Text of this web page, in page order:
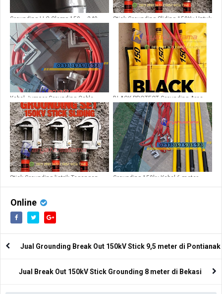
Grounding LLC Clamp 150 – 240
MM
Stick Grounding Sliding 150Kv Untuk
Gardu induk
Kabel Jumper Grounding Cable
NYAF50mm
BLACK PROTECT Grounding Area
Industri dan PLN
Stick Grounding listrik Tegangan
Grounding 150kv Kabel 6 meter
Online
Jual Grounding Break Out 150kV Stick 9,5 meter di Pontianak
Jual Break Out 150kV Stick Grounding 8 meter di Bekasi